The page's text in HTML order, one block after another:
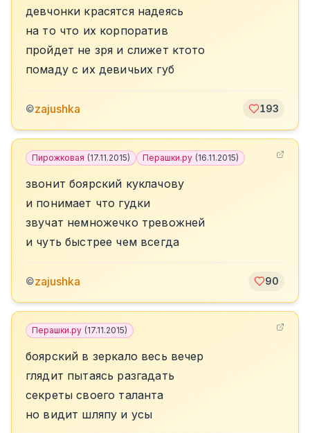
девчонки красятся надеясь
на то что их корпоратив
пройдет не зря и слижет ктото
помаду с их девичьих губ
©zajushka 193
Пирожковая (17.11.2015) Перашки.ру (16.11.2015)
звонит боярский куклачову
и понимает что гудки
звучат немножечко тревожней
и чуть быстрее чем всегда
©zajushka 90
Перашки.ру (17.11.2015)
боярский в зеркало весь вечер
глядит пытаясь разгадать
секреты своего таланта
но видит шляпу и усы